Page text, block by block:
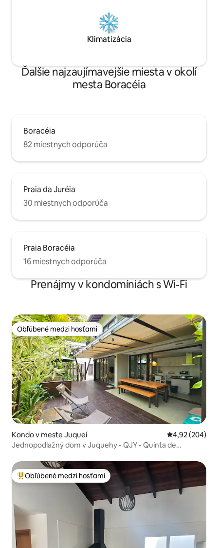
Klimatizácia
Ďalšie najzaujímavejšie miesta v okolí
mesta Boracéia
Boracéia
82 miestnych odporúča
Praia da Juréia
30 miestnych odporúča
Praia Boracéia
16 miestnych odporúča
Prenájmy v kondomíniách s Wi-Fi
Obľúbené medzi hosťami
Obľúbené medzi hosťami
Kondo v meste Juqueí Priemerné
4,92 (204)
Jednopodlažný dom v Juquehy - QJY - Quinta de
Najobľúbenejšie medzi hosťami
Obľúbené medzi hosťami